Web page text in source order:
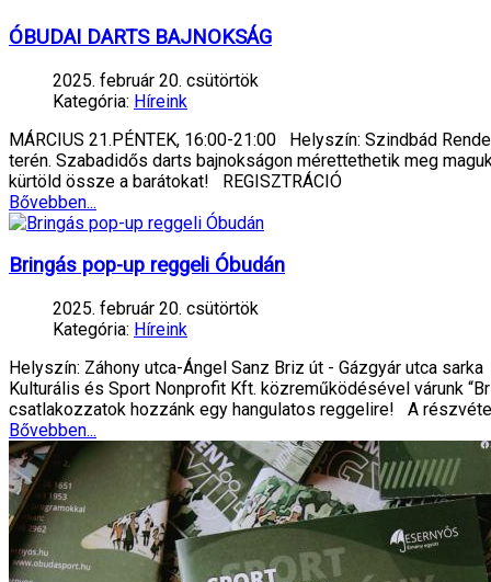
ÓBUDAI DARTS BAJNOKSÁG
2025. február 20. csütörtök
Kategória: Híreink
MÁRCIUS 21.PÉNTEK, 16:00-21:00 Helyszín: Szindbád
terén. Szabadidős darts bajnokságon mérettethetik meg
kürtöld össze a barátokat! REGISZTRÁCIÓ
Bővebben...
Bringás pop-up reggeli Óbudán
2025. február 20. csütörtök
Kategória: Híreink
Helyszín: Záhony utca-Ángel Sanz Briz út - Gázgyár utca
Kulturális és Sport Nonprofit Kft. közreműködésével várunk
csatlakozzatok hozzánk egy hangulatos reggelire! A
Bővebben...